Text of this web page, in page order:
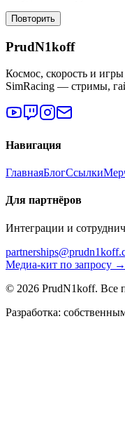
Повторить
PrudN1koff
Космос, скорость и
SimRacing — стримы,
Навигация
ГлавнаяБлогСсылки
Для партнёров
Интеграции и
Медиа-кит по запросу →
© 2026 PrudN1koff. Все
Разработка: